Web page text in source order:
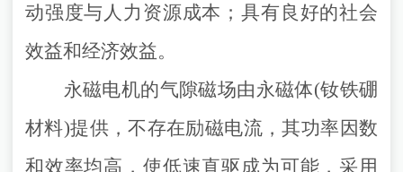
动强度与人力资源成本；具有良好的社会
效益和经济效益。
永磁电机的气隙磁场由永磁体(钕铁硼
材料)提供，不存在励磁电流，其功率因数
和效率均高，使低速直驱成为可能，采用